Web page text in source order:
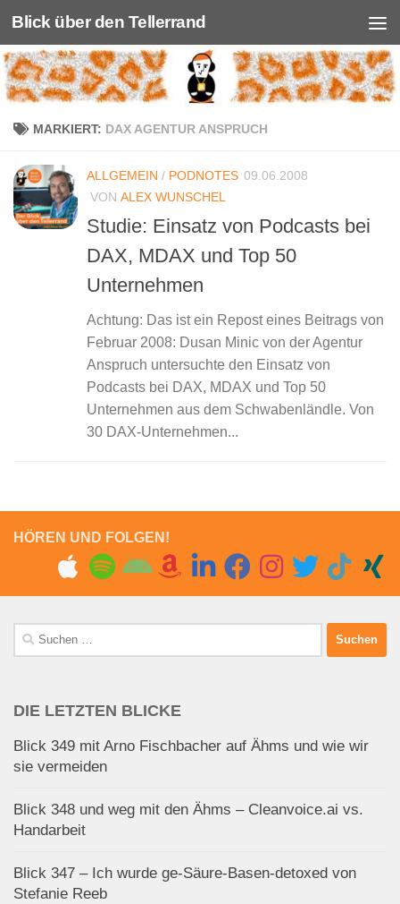
Unter dem Inhalt
Blick über den Tellerrand
MARKIERT: DAX AGENTUR ANSPRUCH
ALLGEMEIN / PODNOTES 09.06.2008
VON ALEX WUNSCHEL
Studie: Einsatz von Podcasts bei
DAX, MDAX und Top 50
Unternehmen
Achtung: Das ist ein Repost eines Beitrags von
Februar 2008: Dusan Minic von der Agentur
Anspruch untersuchte den Einsatz von
Podcasts bei DAX, MDAX und Top 50
Unternehmen aus dem Schwabenländle. Von
30 DAX-Unternehmen...
HÖREN UND FOLGEN!
Suchen
nach:
DIE LETZTEN BLICKE
Blick 349 mit Arno Fischbacher auf Ähms und wie wir
sie vermeiden
Blick 348 und weg mit den Ähms – Cleanvoice.ai vs.
Handarbeit
Blick 347 – Ich wurde ge-Säure-Basen-detoxed von
Stefanie Reeb